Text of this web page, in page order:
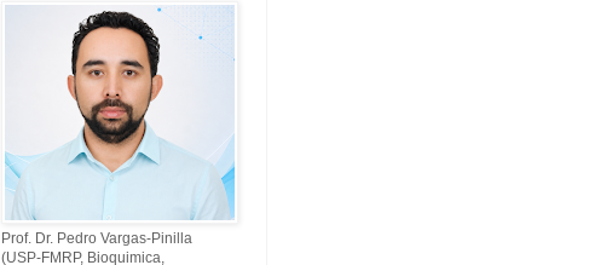
Prof. Dr. Pedro Vargas-Pinilla
(USP-FMRP, Bioquimica,